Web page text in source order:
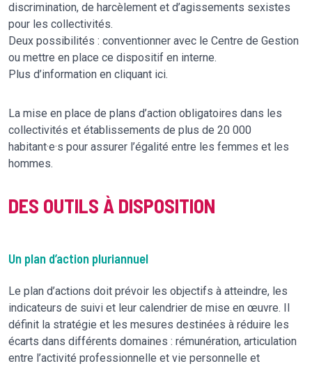
discrimination, de harcèlement et d’agissements sexistes
pour les collectivités.
Deux possibilités : conventionner avec le Centre de Gestion
ou mettre en place ce dispositif en interne.
Plus d’information en cliquant ici.
La mise en place de plans d’action obligatoires dans les
collectivités et établissements de plus de 20 000
habitant·e·s pour assurer l’égalité entre les femmes et les
hommes.
DES OUTILS À DISPOSITION
Un plan d’action pluriannuel
Le plan d’actions doit prévoir les objectifs à atteindre, les
indicateurs de suivi et leur calendrier de mise en œuvre. II
définit la stratégie et les mesures destinées à réduire les
écarts dans différents domaines : rémunération, articulation
entre l’activité professionnelle et vie personnelle et